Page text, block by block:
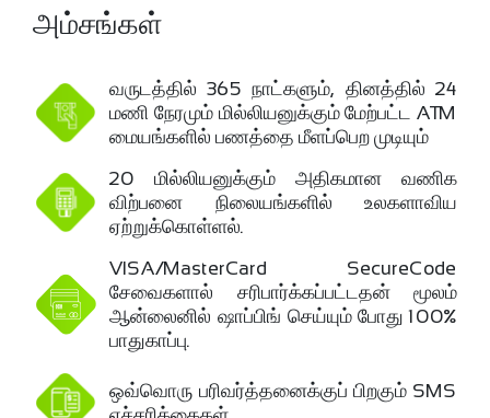
அம்சங்கள்
வருடத்தில் 365 நாட்களும், தினத்தில் 24
மணி நேரமும் மில்லியனுக்கும் மேற்பட்ட ATM
மையங்களில் பணத்தை மீளப்பெற முடியும்
20 மில்லியனுக்கும் அதிகமான வணிக
விற்பனை நிலையங்களில் உலகளாவிய
ஏற்றுக்கொள்ளல்.
VISA/MasterCard SecureCode
சேவைகளால் சரிபார்க்கப்பட்டதன் மூலம்
ஆன்லைனில் ஷாப்பிங் செய்யும் போது 100%
பாதுகாப்பு.
ஒவ்வொரு பரிவர்த்தனைக்குப் பிறகும் SMS